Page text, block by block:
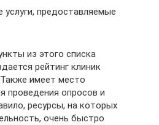
услуги, предоставляемые
из этого списка
рейтинг клиник
Также имеет место
проведения опросов и
ресурсы, на которых
очень быстро